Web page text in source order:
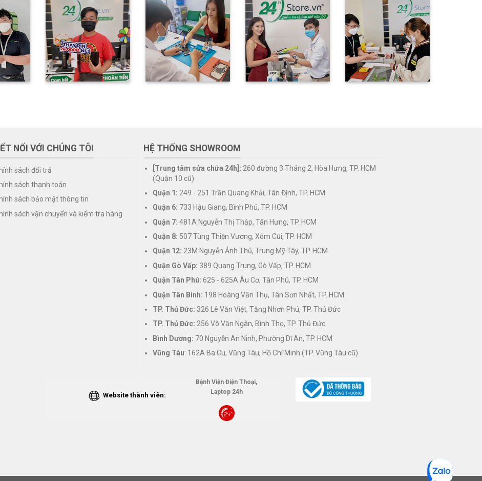
NỐI VỚI CHÚNG TÔI
sách đổi trả
sách thanh toán
sách bảo mật thông tin
sách vận chuyển và kiểm tra hàng
HỆ THỐNG SHOWROOM
[Trung tâm sửa chữa 24h]: 260 đường 3 Tháng 2, Hòa Hưng, TP. HCM
(Quận 10 cũ)
Quận 1: 249 - 251 Trần Quang Khải, Tân Định, TP. HCM
Quận 6: 733 Hậu Giang, Bình Phú, TP. HCM
Quận 7: 481A Nguyễn Thị Thập, Tân Hưng, TP. HCM
Quận 8: 507 Tùng Thiện Vương, Xóm Cũi, TP. HCM
Quận 12: 23M Nguyễn Ảnh Thủ, Trung Mỹ Tây, TP. HCM
Quận Gò Vấp: 389 Quang Trung, Gò Vấp, TP. HCM
Quận Tân Phú: 625 - 625A Âu Cơ, Tân Phú, TP. HCM
Quận Tân Bình: 198 Hoàng Văn Thụ, Tân Sơn Nhất, TP. HCM
TP. Thủ Đức: 326 Lê Văn Việt, Tăng Nhơn Phú, TP. Thủ Đức
TP. Thủ Đức: 256 Võ Văn Ngân, Bình Thọ, TP. Thủ Đức
Bình Dương: 70 Nguyễn An Ninh, Phường Dĩ An, TP. HCM
Vũng Tàu: 162A Ba Cu, Vũng Tàu, Hồ Chí Minh (TP. Vũng Tàu cũ)
Website thành viên:
Bệnh Viện Điện Thoại,
Laptop 24h